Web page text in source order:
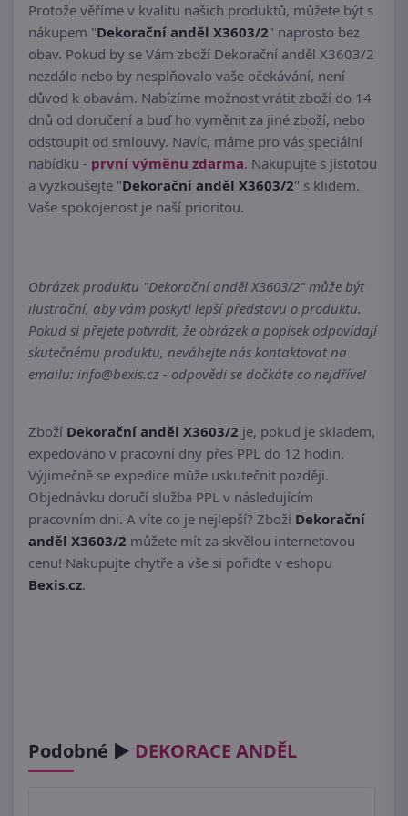
Protože věříme v kvalitu našich produktů, můžete být s
nákupem "Dekorační anděl X3603/2" naprosto bez
obav. Pokud by se Vám zboží Dekorační anděl X3603/2
nezdálo nebo by nesplňovalo vaše očekávání, není
důvod k obavám. Nabízíme možnost vrátit zboží do 14
dnů od doručení a buď ho vyměnit za jiné zboží, nebo
odstoupit od smlouvy. Navíc, máme pro vás speciální
nabídku - první výměnu zdarma. Nakupujte s jistotou
a vyzkoušejte "Dekorační anděl X3603/2" s klidem.
Vaše spokojenost je naší prioritou.
Obrázek produktu "Dekorační anděl X3603/2" může být
ilustrační, aby vám poskytl lepší představu o produktu.
Pokud si přejete potvrdit, že obrázek a popisek odpovídají
skutečnému produktu, neváhejte nás kontaktovat na
emailu: info@bexis.cz - odpovědi se dočkáte co nejdříve!
Zboží Dekorační anděl X3603/2 je, pokud je skladem,
expedováno v pracovní dny přes PPL do 12 hodin.
Výjimečně se expedice může uskutečnit později.
Objednávku doručí služba PPL v následujícím
pracovním dni. A víte co je nejlepší? Zboží Dekorační
anděl X3603/2 můžete mít za skvělou internetovou
cenu! Nakupujte chytře a vše si pořiďte v eshopu
Bexis.cz.
Podobné ► DEKORACE ANDĚL